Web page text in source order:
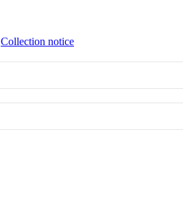
Collection notice